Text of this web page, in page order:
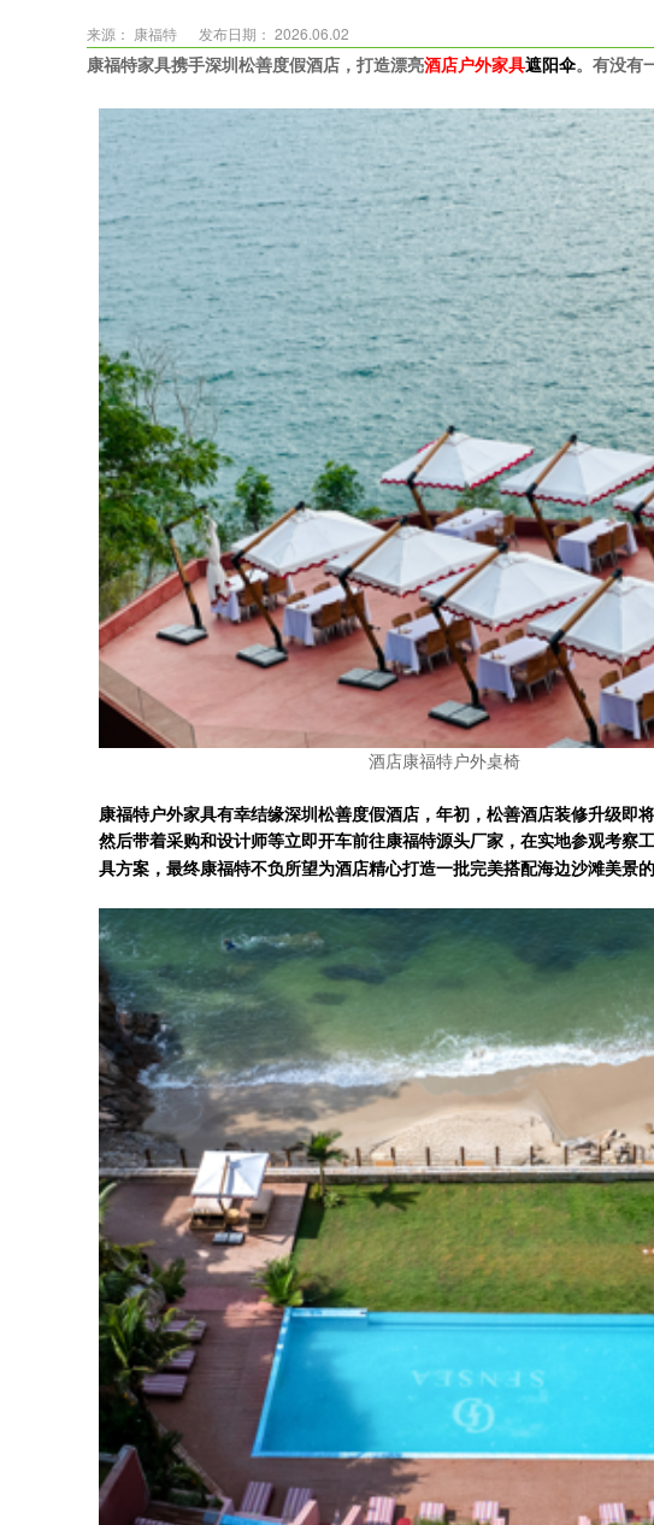
来源： 康福特 发布日期： 2026.06.02
康福特家具携手深圳松善度假酒店，打造漂亮酒店户外家具遮阳伞。有没有
酒店康福特户外桌椅
康福特户外家具有幸结缘深圳松善度假酒店 ， 年初，松善酒店装修升级即
然后带着采购和设计师等立即开车前往康福特源头厂家，在实地参观考察
具方案，最终康福特不负所望为酒店精心打造一批完美搭配海边沙滩美景的